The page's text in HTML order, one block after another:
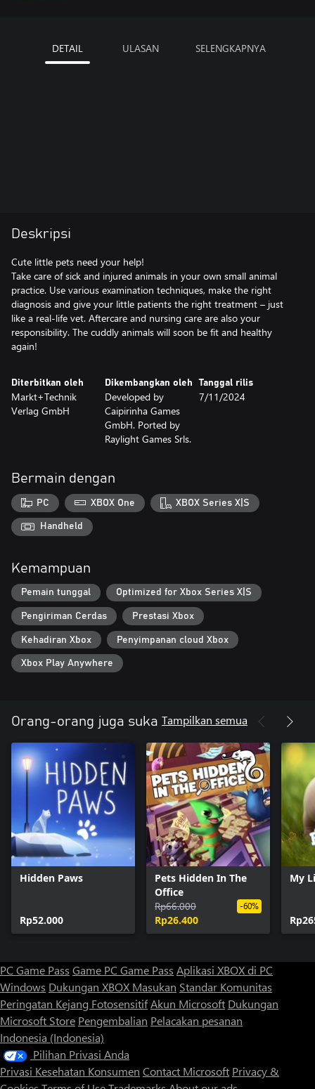
DETAIL ULASAN SELENGKAPNYA
Deskripsi
Cute little pets need your help!
Take care of sick and injured animals in your own small animal
practice. Use various examination techniques, make the right
diagnosis and give your little patients the right treatment – just
like a real-life vet. Aftercare and nursing care are also your
responsibility. The cuddly animals will soon be fit and healthy
Diterbitkan oleh
Markt+Technik
Verlag GmbH
Dikembangkan oleh
Developed by
Caipirinha Games
GmbH. Ported by
Raylight Games Srls.
Tanggal rilis
7/11/2024
Bermain dengan
PC XBOX One XBOX Series X|S
Handheld
Kemampuan
Pemain tunggal Optimized for Xbox Series X|S
Pengiriman Cerdas Prestasi Xbox
Kehadiran Xbox Penyimpanan cloud Xbox
Xbox Play Anywhere
Orang-orang juga suka Tampilkan semua
Hidden Paws
Rp52.000
Pets Hidden In The
Office
Rp66.000
Rp26.400
-60%
My
PC Game Pass Game PC Game Pass Aplikasi XBOX di PC
Windows Dukungan XBOX Masukan Standar Komunitas
Peringatan Kejang FotosensitifAkun Microsoft Dukungan
Microsoft Store Pengembalian Pelacakan pesanan
Indonesia (Indonesia)
Pilihan Privasi Anda
Privasi Kesehatan Konsumen Contact Microsoft Privacy &